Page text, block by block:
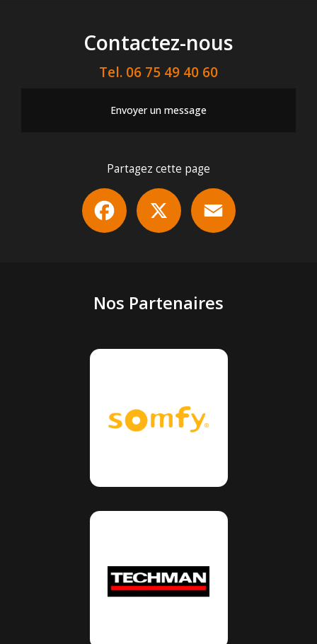
Contactez-nous
Tel. 06 75 49 40 60
Envoyer un message
Partagez cette page
Facebook
Nos Partenaires